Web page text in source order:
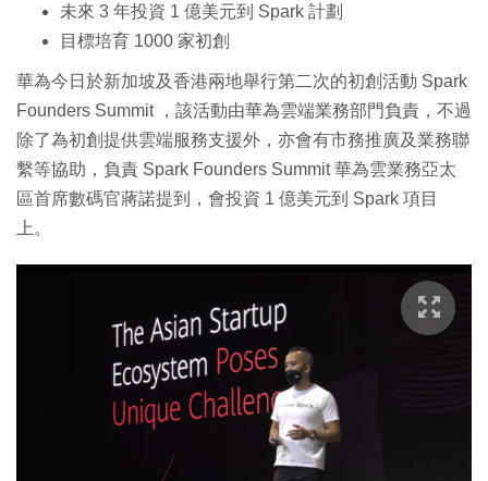
未來 3 年投資 1 億美元到 Spark 計劃
目標培育 1000 家初創
華為今日於新加坡及香港兩地舉行第二次的初創活動 Spark
Founders Summit ，該活動由華為雲端業務部門負責，不過
除了為初創提供雲端服務支援外，亦會有市務推廣及業務聯
繫等協助，負責 Spark Founders Summit 華為雲業務亞太
區首席數碼官蔣諾提到，會投資 1 億美元到 Spark 項目
上。